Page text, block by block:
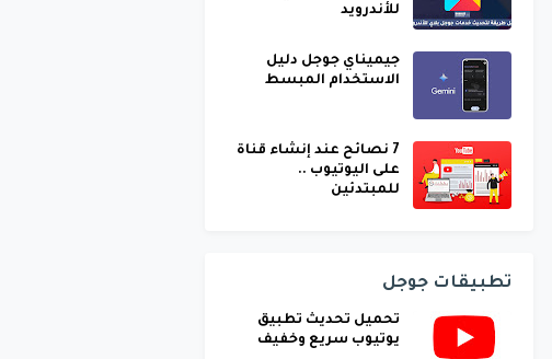
للأندرويد
جيميناي جوجل دليل
الاستخدام المبسط
7 نصائح عند إنشاء قناة
على اليوتيوب ..
للمبتدئين
تطبيقات جوجل
تحميل تحديث تطبيق
يوتيوب سريع وخفيف